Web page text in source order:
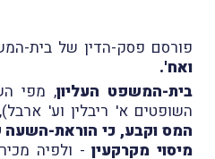
פורסם פסק-הדין של בית-
ואח'.
בית-המשפט העליון, מפי
השופטים א' ריבלין וע' ארבל),
מיסוי מקרקעין- ולפיה